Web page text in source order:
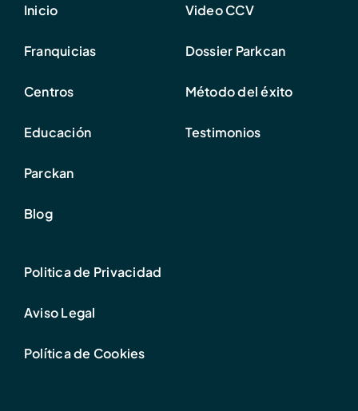
Inicio
Franquicias
Centros
Educación
Parckan
Blog
Video CCV
Dossier Parkcan
Método del éxito
Testimonios
Politica de Privacidad
Aviso Legal
Política de Cookies